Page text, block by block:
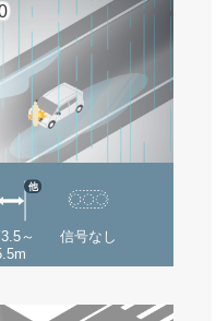
～
他
信号なし